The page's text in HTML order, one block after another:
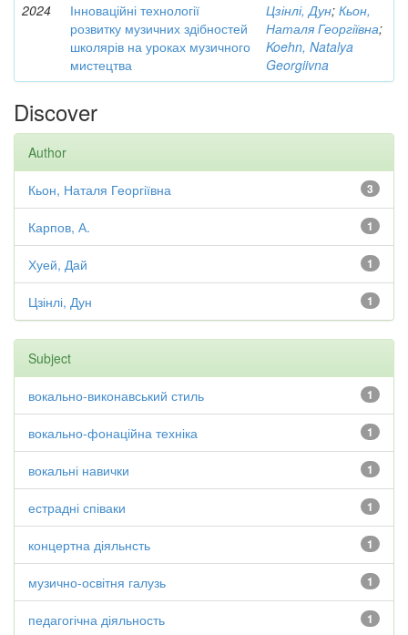
2024
Інноваційні технології
розвитку музичних здібностей
школярів на уроках музичного
мистецтва
Цзінлі, Дун; Кьон,
Наталя Георгіївна;
Koehn, Natalya
Georgiivna
Discover
Author
3
Кьон, Наталя Георгіївна
1
Карпов, А.
1
Хуей, Дай
1
Цзінлі, Дун
Subject
1
вокально-виконавський стиль
1
вокально-фонаційна техніка
1
вокальні навички
1
естрадні співаки
1
концертна діяльнсть
1
музично-освітня галузь
1
педагогічна діяльность